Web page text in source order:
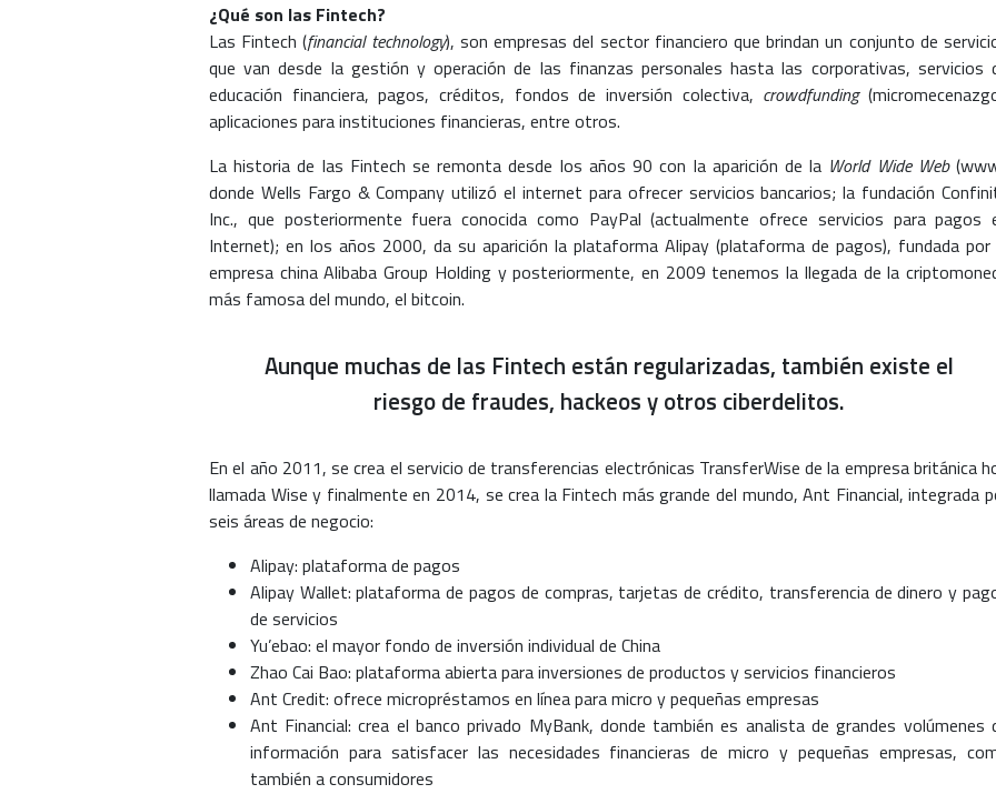
¿Qué son las Fintech?
Las Fintech (financial technology), son empresas del sector financiero que brindan un conjunto de
que van desde la gestión y operación de las finanzas personales hasta las corporativas, servicios
educación financiera, pagos, créditos, fondos de inversión colectiva, crowdfunding
aplicaciones para instituciones financieras, entre otros.
La historia de las Fintech se remonta desde los años 90 con la aparición de la World Wide Web
donde Wells Fargo & Company utilizó el internet para ofrecer servicios bancarios; la fundación
Inc., que posteriormente fuera conocida como PayPal (actualmente ofrece servicios para pagos
Internet); en los años 2000, da su aparición la plataforma Alipay (plataforma de pagos), fundada por
empresa china Alibaba Group Holding y posteriormente, en 2009 tenemos la llegada de la
más famosa del mundo, el bitcoin.
Aunque muchas de las Fintech están regularizadas, también existe el
riesgo de fraudes, hackeos y otros ciberdelitos.
En el año 2011, se crea el servicio de transferencias electrónicas TransferWise de la empresa británica
llamada Wise y finalmente en 2014, se crea la Fintech más grande del mundo, Ant Financial, integrada
seis áreas de negocio:
Alipay: plataforma de pagos
Alipay Wallet: plataforma de pagos de compras, tarjetas de crédito, transferencia de dinero y
de servicios
Yu’ebao: el mayor fondo de inversión individual de China
Zhao Cai Bao: plataforma abierta para inversiones de productos y servicios financieros
Ant Credit: ofrece micropréstamos en línea para micro y pequeñas empresas
Ant Financial: crea el banco privado MyBank, donde también es analista de grandes volúmenes
información para satisfacer las necesidades financieras de micro y pequeñas empresas,
también a consumidores